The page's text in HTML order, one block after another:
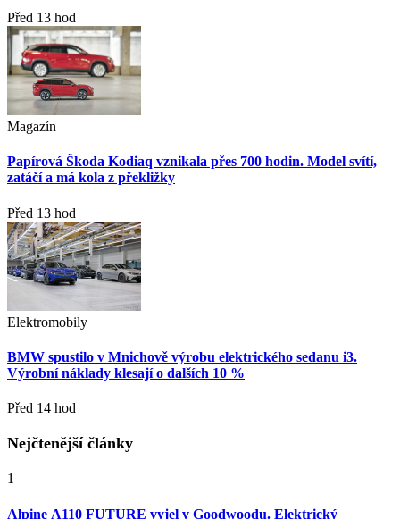
Před 13 hod
Magazín
Papírová Škoda Kodiaq vznikala přes 700 hodin. Model svítí,
zatáčí a má kola z překližky
Před 13 hod
Elektromobily
BMW spustilo v Mnichově výrobu elektrického sedanu i3.
Výrobní náklady klesají o dalších 10 %
Před 14 hod
Nejčtenější články
1
Alpine A110 FUTURE vyjel v Goodwoodu. Elektrický